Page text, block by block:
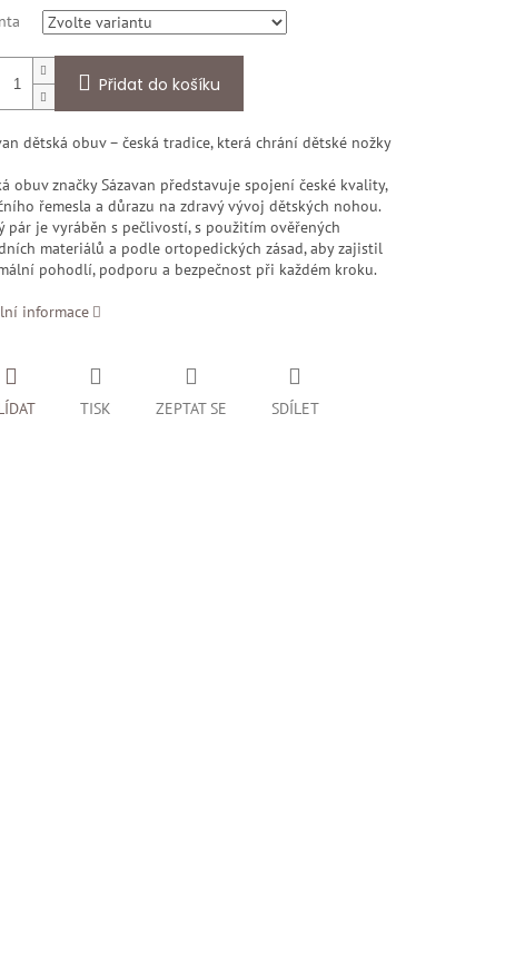
Přidat do košíku
dětská obuv – česká tradice, která chrání dětské nožky
obuv značky Sázavan představuje spojení české kvality,
řemesla a důrazu na zdravý vývoj dětských nohou.
pár je vyráběn s pečlivostí, s použitím ověřených
materiálů a podle ortopedických zásad, aby zajistil
pohodlí, podporu a bezpečnost při každém kroku.
informace
TISK ZEPTAT SE SDÍLET